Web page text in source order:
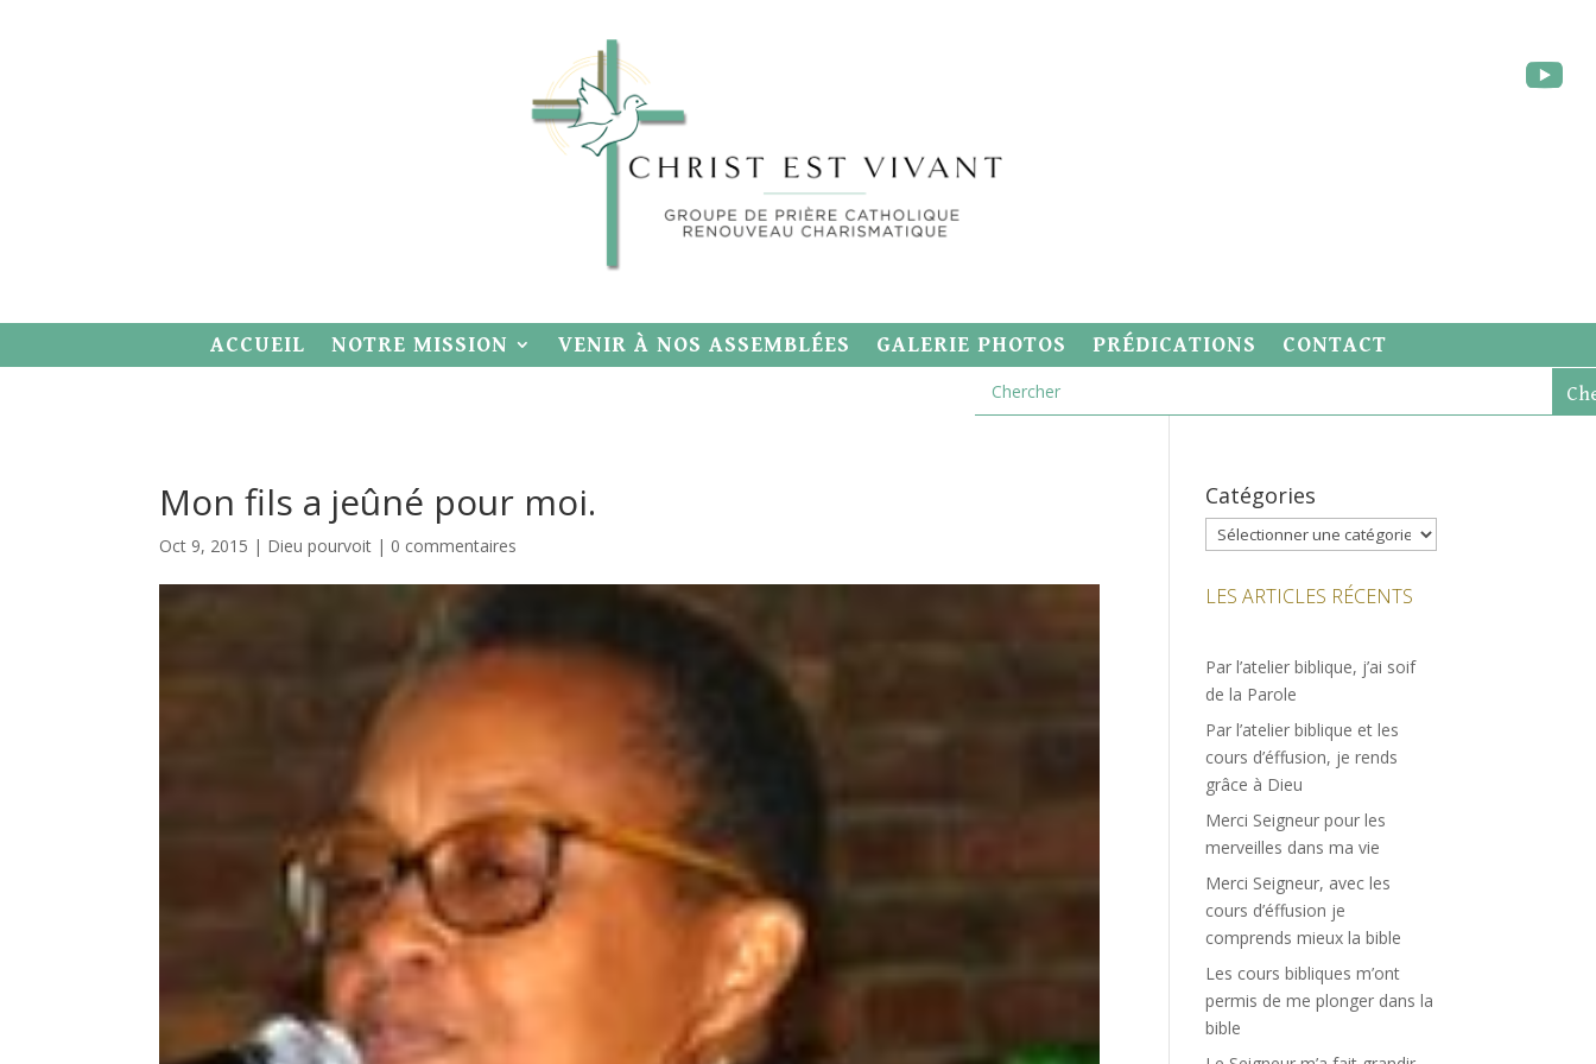
ACCUEIL NOTRE MISSION VENIR À NOS ASSEMBLÉES GALERIE PHOTOS PRÉDICATIONS CONTACT
Mon fils a jeûné pour moi.
Oct 9, 2015 | Dieu pourvoit | 0 commentaires
Catégories
Catégories
LES ARTICLES RÉCENTS
Par l’atelier biblique, j’ai soif
de la Parole
Par l’atelier biblique et les
cours d’éffusion, je rends
grâce à Dieu
Merci Seigneur pour les
merveilles dans ma vie
Merci Seigneur, avec les
cours d’éffusion je
comprends mieux la bible
Les cours bibliques m’ont
permis de me plonger dans la
bible